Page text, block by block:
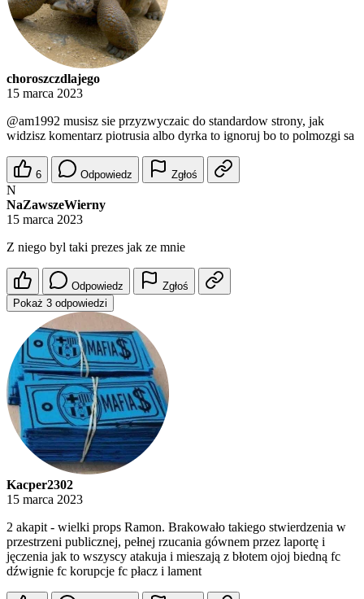
choroszczdlajego
15 marca 2023
@am1992 musisz sie przyzwyczaic do standardow strony, jak
widzisz komentarz piotrusia albo dyrka to ignoruj bo to polmozgi sa
6 Odpowiedz Zgłoś
N
NaZawszeWierny
15 marca 2023
Z niego byl taki prezes jak ze mnie
Odpowiedz
Zgłoś
Pokaż 3 odpowiedzi
Kacper2302
15 marca 2023
2 akapit - wielki props Ramon. Brakowało takiego stwierdzenia w
przestrzeni publicznej, pełnej rzucania gównem przez laportę i
jęczenia jak to wszyscy atakuja i mieszają z błotem ojoj biedną fc
dźwignie fc korupcje fc płacz i lament